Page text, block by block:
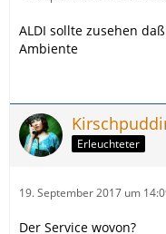
ALDI sollte zusehen
Ambiente
Erleuchteter
19. September 2017 um
Der Service wovon?